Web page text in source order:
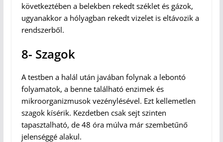
következtében a belekben rekedt széklet és gázok,
ugyanakkor a hólyagban rekedt vizelet is eltávozik a
rendszerből.
8- Szagok
A testben a halál után javában folynak a lebontó
folyamatok, a benne található enzimek és
mikroorganizmusok vezénylésével. Ezt kellemetlen
szagok kísérik. Kezdetben csak sejt szinten
tapasztalható, de 48 óra múlva már szembetűnő
jelenséggé alakul.